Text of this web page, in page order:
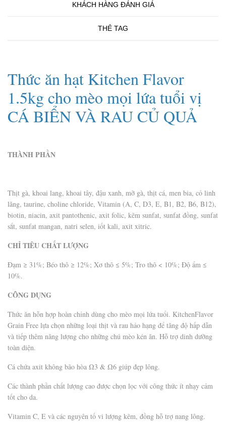
KHÁCH HÀNG ĐÁNH GIÁ
THẺ TAG
Thức ăn hạt Kitchen Flavor
1.5kg cho mèo mọi lứa tuổi vị
CÁ BIỂN VÀ RAU CỦ QUẢ
THÀNH PHẦN
Thịt gà, khoai lang, khoai tây, đậu xanh, mỡ gà, thịt cá, men bia, cỏ linh
lăng, taurine, choline chloride, Vitamin (A, C, D3, E, B1, B2, B6, B12),
biotin, niacin, axit pantothenic, axit folic, kẽm sunfat, sunfat đồng, sunfat
sắt, sunfat mangan, natri selen, iốt kali, axit xitric.
CHỈ TIÊU CHẤT LƯỢNG
Đạm ≥ 31%; Béo thô ≥ 12%; Xơ thô ≤ 5%; Tro thô < 10%; Độ ẩm ≤
10%.
CÔNG DỤNG
Thức ăn hỗn hợp hoàn chỉnh dùng cho mèo mọi lứa tuổi. KitchenFlavor
Grain Free lựa chọn những loại thịt và rau hảo hạng để tăng độ hấp dẫn
và tiếp thêm năng lượng cho những chú mèo kén ăn. Hỗ trợ dinh dưỡng
toàn diện.
Cá chứa axit không bão hòa Ω3 & Ω6 giúp đẹp lông.
Các thành phần chất lượng cao được chọn lọc với công thức ít nhạy cảm
tốt cho da.
Vitamin C, E và các nguyên tố vi lượng kẽm, đồng hỗ trợ nang lông.